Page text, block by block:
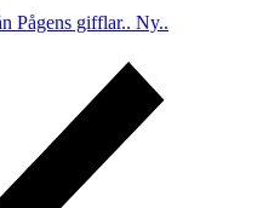
Pågens gifflar.. Ny..